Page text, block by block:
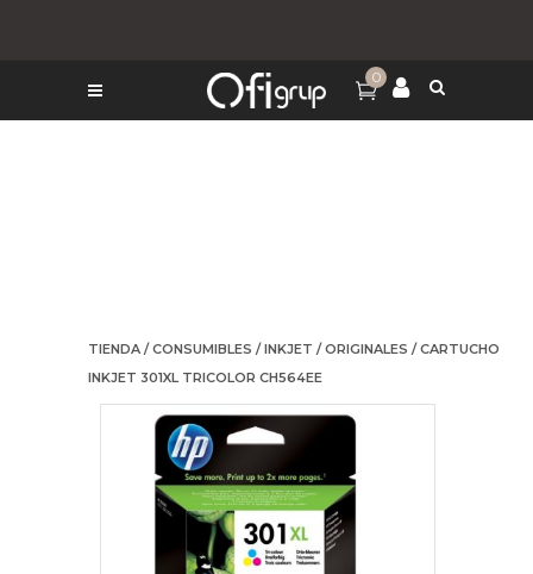
0
TIENDA /CONSUMIBLES /INKJET /ORIGINALES / CARTUCHO
INKJET 301XL TRICOLOR CH564EE